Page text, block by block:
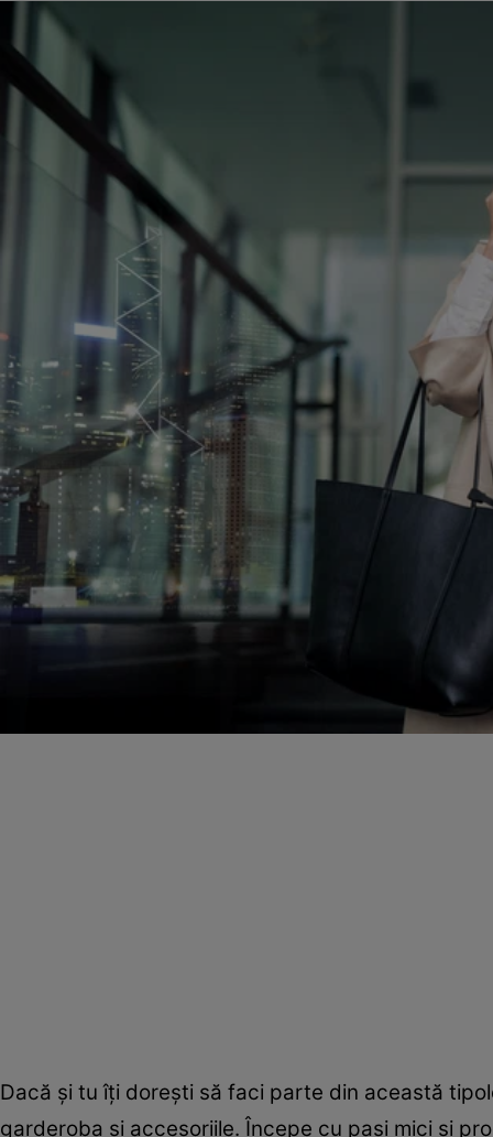
Dacă și tu îți dorești să faci parte din această
garderoba și accesoriile. Începe cu pași mici și